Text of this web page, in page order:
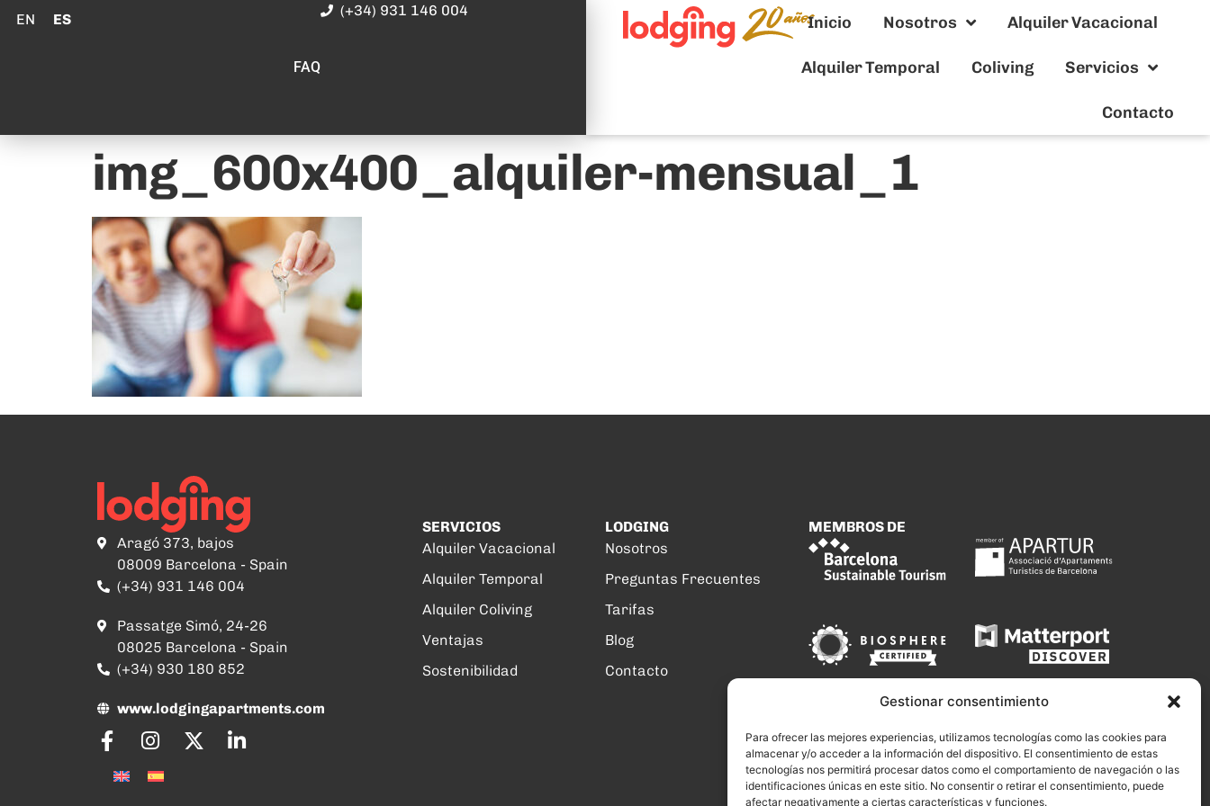
Gestionar consentimiento
Para ofrecer las mejores experiencias, utilizamos tecnologías como las cookies para
almacenar y/o acceder a la información del dispositivo. El consentimiento de estas
tecnologías nos permitirá procesar datos como el comportamiento de navegación o las
identificaciones únicas en este sitio. No consentir o retirar el consentimiento, puede
afectar negativamente a ciertas características y funciones.
EN ES
FAQ
(+34) 931 146 004
Inicio Nosotros Alquiler Vacacional
Alquiler Temporal Coliving Servicios
Contacto
img_600x400_alquiler-mensual_1
Aragó 373, bajos
08009 Barcelona - Spain
(+34) 931 146 004
Passatge Simó, 24-26
08025 Barcelona - Spain
(+34) 930 180 852
www.lodgingapartments.com
SERVICIOS
Alquiler Vacacional
Alquiler Temporal
Alquiler Coliving
Ventajas
Sostenibilidad
LODGING
Nosotros
Preguntas Frecuentes
Tarifas
Blog
Contacto
MEMBROS DE